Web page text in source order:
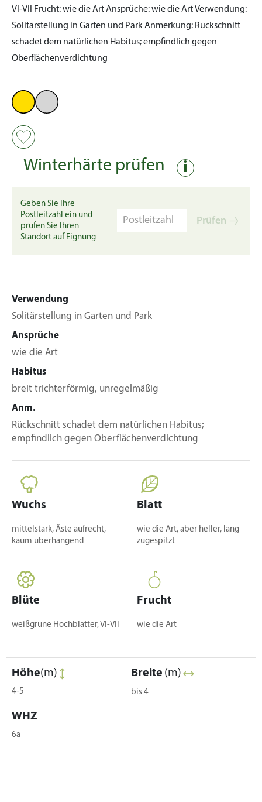
VI-VII
Frucht:wie die ArtAnsprüche:wie die ArtVerwendung:
Solitärstellung in Garten und ParkAnmerkung: Rückschnitt
schadet dem natürlichen Habitus; empfindlich gegen
Oberflächenverdichtung
Winterhärte prüfen i
Geben Sie Ihre
Postleitzahl ein und
prüfen Sie Ihren
Standort auf Eignung
Prüfen
Verwendung
Solitärstellung in Garten und Park
Ansprüche
wie die Art
Habitus
breit trichterförmig, unregelmäßig
Anm.
Rückschnitt schadet dem natürlichen Habitus;
empfindlich gegen Oberflächenverdichtung
Wuchs
mittelstark, Äste aufrecht,
kaum überhängend
Blatt
wie die Art, aber heller, lang
zugespitzt
Blüte
weißgrüne Hochblätter, VI-VII
Frucht
wie die Art
Höhe(m)
4-5
Breite (m)
bis 4
WHZ
6a